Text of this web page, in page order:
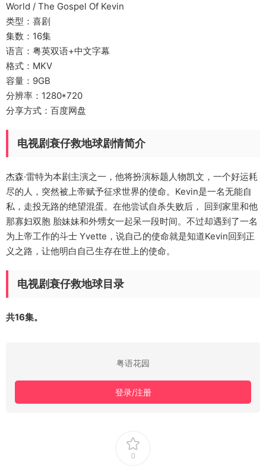
World / The Gospel Of Kevin
类型：喜剧
集数：16集
语言：粤英双语+中文字幕
格式：MKV
容量：9GB
分辨率：1280*720
分享方式：百度网盘
电视剧衰仔救地球剧情简介
杰森·雷特为本剧主演之一，他将扮演标题人物凯文，一个好运耗
尽的人，突然被上帝赋予征求世界的使命。Kevin是一名无能自
私，走投无路的绝望混蛋。在他尝试自杀失败后， 回到家里和他
那寡妇双胞 胎妹妹和外甥女一起呆一段时间。不过却遇到了一名
为上帝工作的斗士 Yvette，说自己的使命就是知道Kevin回到正
义之路，让他明白自己生存在世上的使命。
电视剧衰仔救地球目录
共16集。
粤语花园
登录/注册
0